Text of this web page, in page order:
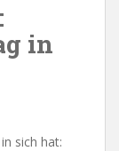
in
sich hat: